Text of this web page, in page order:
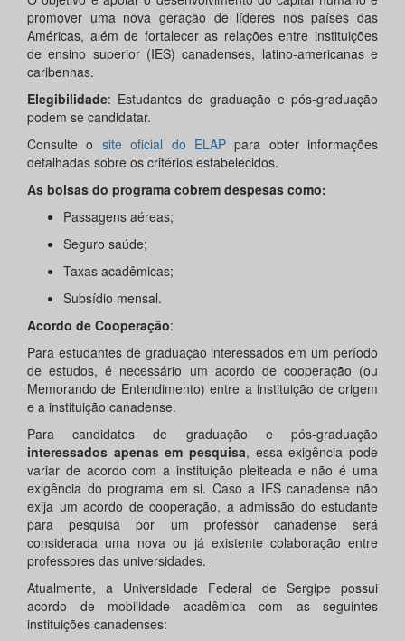
promover uma nova geração de líderes nos países das
Américas, além de fortalecer as relações entre instituições
de ensino superior (IES) canadenses, latino-americanas e
caribenhas.
Elegibilidade: Estudantes de graduação e pós-graduação
podem se candidatar.
Consulte o site oficial do ELAPpara obter informações
detalhadas sobre os critérios estabelecidos.
As bolsas do programa cobrem despesas como:
Passagens aéreas;
Seguro saúde;
Taxas acadêmicas;
Subsídio mensal.
Acordo de Cooperação:
Para estudantes de graduação interessados em um período
de estudos, é necessário um acordo de cooperação (ou
Memorando de Entendimento) entre a instituição de origem
e a instituição canadense.
Para candidatos de graduação e pós-graduação
interessados apenas em pesquisa, essa exigência pode
variar de acordo com a instituição pleiteada e não é uma
exigência do programa em si. Caso a IES canadense não
exija um acordo de cooperação, a admissão do estudante
para pesquisa por um professor canadense será
considerada uma nova ou já existente colaboração entre
professores das universidades.
Atualmente, a Universidade Federal de Sergipe possui
acordo de mobilidade acadêmica com as seguintes
instituições canadenses: